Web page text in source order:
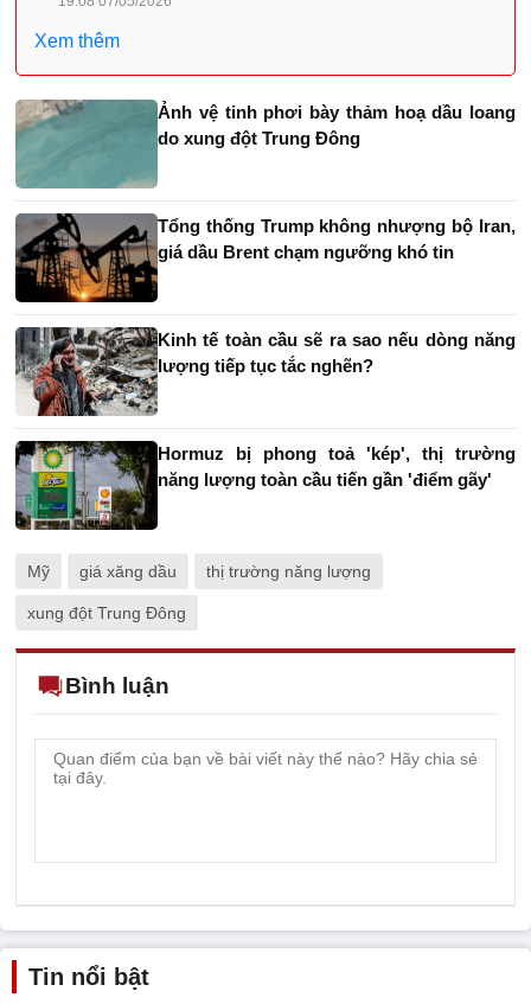
Xem thêm
Ảnh vệ tinh phơi bày thảm hoạ dầu loang
do xung đột Trung Đông
Tổng thống Trump không nhượng bộ Iran,
giá dầu Brent chạm ngưỡng khó tin
Kinh tế toàn cầu sẽ ra sao nếu dòng năng
lượng tiếp tục tắc nghẽn?
Hormuz bị phong toả 'kép', thị trường
năng lượng toàn cầu tiến gần 'điểm gãy'
Mỹ giá xăng dầu thị trường năng lượng
xung đột Trung Đông
Bình luận
Tin nổi bật